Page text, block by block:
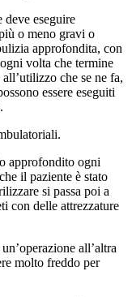
deve eseguire
o meno gravi o
approfondita, con
volta che termine
che se ne fa,
essere eseguiti
approfondito ogni
il paziente è stato
si passa poi a
con delle attrezzature
all’altra
molto freddo per